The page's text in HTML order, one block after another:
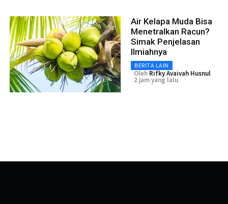
Air Kelapa Muda Bisa
Menetralkan Racun?
Simak Penjelasan
Ilmiahnya
BERITA LAIN
Oleh Rifky Avaivah Husnul
2 jam yang lalu